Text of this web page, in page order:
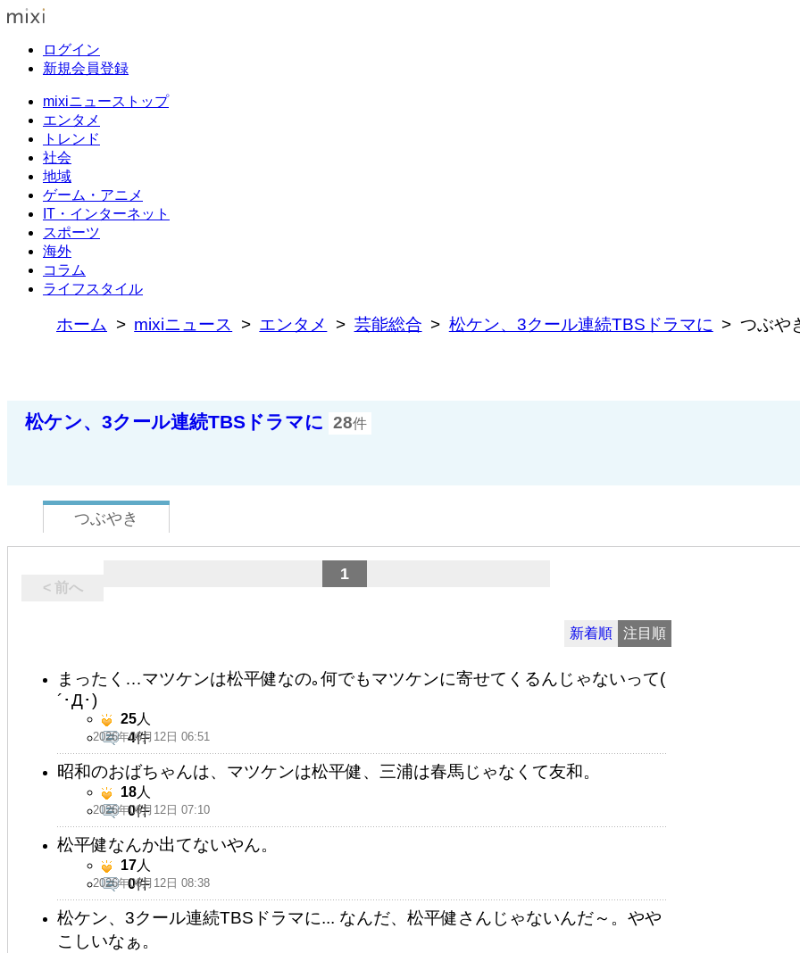
ログイン
新規会員登録
mixiニューストップ
エンタメ
トレンド
社会
地域
ゲーム・アニメ
IT・インターネット
スポーツ
海外
コラム
ライフスタイル
ホーム mixiニュース エンタメ 芸能総合 松ケン、3クール連続TBSドラマに つぶや
松ケン、3クール連続TBSドラマに 28件
つぶやき
< 前へ
1
新着順 注目順
まったく…マツケンは松平健なの｡何でもマツケンに寄せてくるんじゃないって(
´･Д･)
2026年06月12日 06:51
25人
4件
昭和のおばちゃんは、マツケンは松平健、三浦は春馬じゃなくて友和。
2026年06月12日 07:10
18人
0件
松平健なんか出てないやん。
2026年06月12日 08:38
17人
0件
松ケン、3クール連続TBSドラマに... なんだ、松平健さんじゃないんだ～。やや
こしいなぁ。